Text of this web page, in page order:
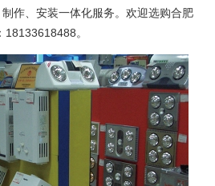
作、安装一体化服务。欢迎选购合肥
18133618488 。